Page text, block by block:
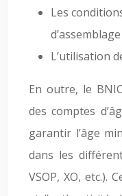
Les
d’assemblage
L’utilisation
En outre, le
des comptes
garantir l’âge
dans les
VSOP, XO, etc.).